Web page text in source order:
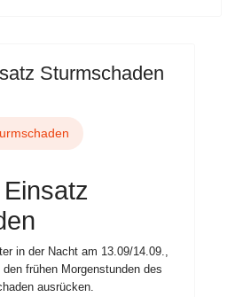
Sturmschaden
in der Nacht am 13.09/14.09.,
frühen Morgenstunden des
ausrücken.